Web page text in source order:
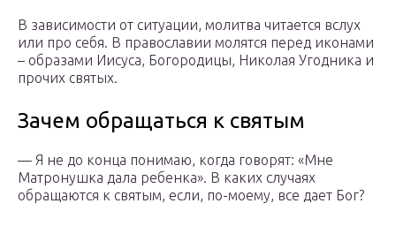
В зависимости от ситуации, молитва читается вслух
или про себя. В православии молятся перед иконами
– образами Иисуса, Богородицы, Николая Угодника и
прочих святых.
Зачем обращаться к святым
— Я не до конца понимаю, когда говорят: «Мне
Матронушка дала ребенка». В каких случаях
обращаются к святым, если, по-моему, все дает Бог?